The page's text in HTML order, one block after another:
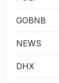
GOBNB
NEWS
DHX